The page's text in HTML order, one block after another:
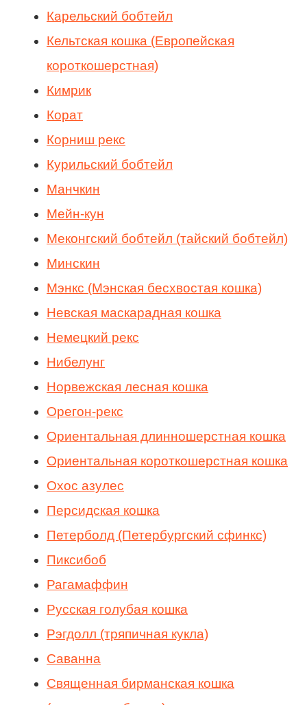
Карельский бобтейл
Кельтская кошка (Европейская
короткошерстная)
Кимрик
Корат
Корниш рекс
Курильский бобтейл
Манчкин
Мейн-кун
Меконгский бобтейл (тайский бобтейл)
Минскин
Мэнкс (Мэнская бесхвостая кошка)
Невская маскарадная кошка
Немецкий рекс
Нибелунг
Норвежская лесная кошка
Орегон-рекс
Ориентальная длинношерстная кошка
Ориентальная короткошерстная кошка
Охос азулес
Персидская кошка
Петерболд (Петербургский сфинкс)
Пиксибоб
Рагамаффин
Русская голубая кошка
Рэгдолл (тряпичная кукла)
Саванна
Священная бирманская кошка